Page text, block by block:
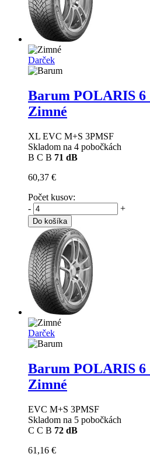
Darček
Barum POLARIS 6
Zimné
XL EVC M+S 3PMSF
Skladom na 4 pobočkách
B C B 71 dB
60,37 €
Počet kusov:
-
+
Do košíka
Darček
Barum POLARIS 6
Zimné
EVC M+S 3PMSF
Skladom na 5 pobočkách
C C B 72 dB
61,16 €